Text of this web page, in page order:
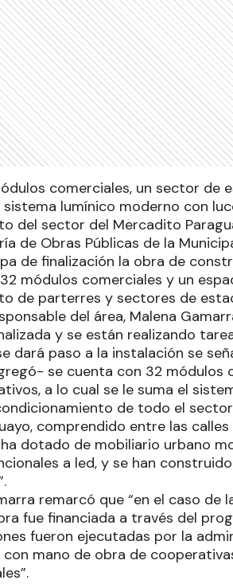
comerciales, un sector de
lumínico moderno con
del sector del Mercadito
de Obras Públicas de la
de finalización la obra de
módulos comerciales y un
de parterres y sectores de
del área, Malena
y se están realizando
dará paso a la instalación se
se cuenta con 32 módulos
a lo cual se le suma el
de todo el
comprendido entre las calles
dotado de mobiliario urbano
a led, y se han
remarcó que “en el caso
fue financiada a través del
fueron ejecutadas por la
con mano de obra de